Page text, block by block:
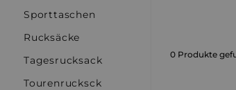
Sporttaschen
Rucksäcke
Tagesrucksack
Tourenrucksck
0 Produkte